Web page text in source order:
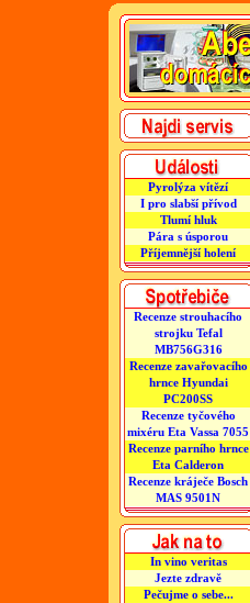
Pyrolýza vítězí
I pro slabší přívod
Tlumí hluk
Pára s úsporou
Příjemnější holení
Recenze strouhacího
strojku Tefal
MB756G316
Recenze zavařovacího
hrnce Hyundai
PC200SS
Recenze tyčového
mixéru Eta Vassa 7055
Recenze parního hrnce
Eta Calderon
Recenze kráječe Bosch
MAS 9501N
In vino veritas
Jezte zdravě
Pečujme o sebe...